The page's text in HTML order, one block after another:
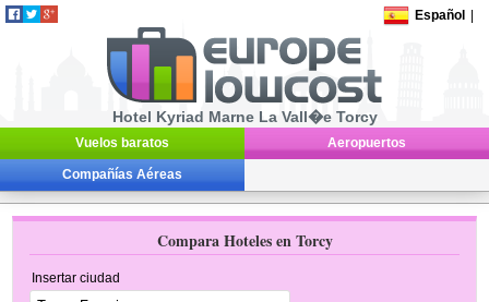
Español
Hotel Kyriad Marne La Vall�e Torcy
Vuelos baratos Aeropuertos
Compañías Aéreas
Compara Hoteles en Torcy
Insertar ciudad